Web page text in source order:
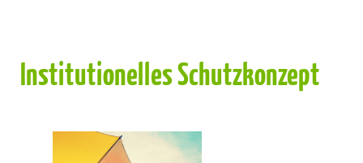
Institutionelles Schutzkonzept